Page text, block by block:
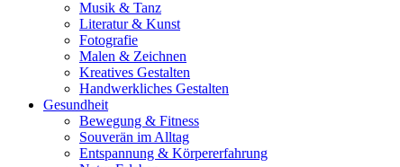
Musik & Tanz
Literatur & Kunst
Fotografie
Malen & Zeichnen
Kreatives Gestalten
Handwerkliches Gestalten
Gesundheit
Bewegung & Fitness
Souverän im Alltag
Entspannung & Körpererfahrung